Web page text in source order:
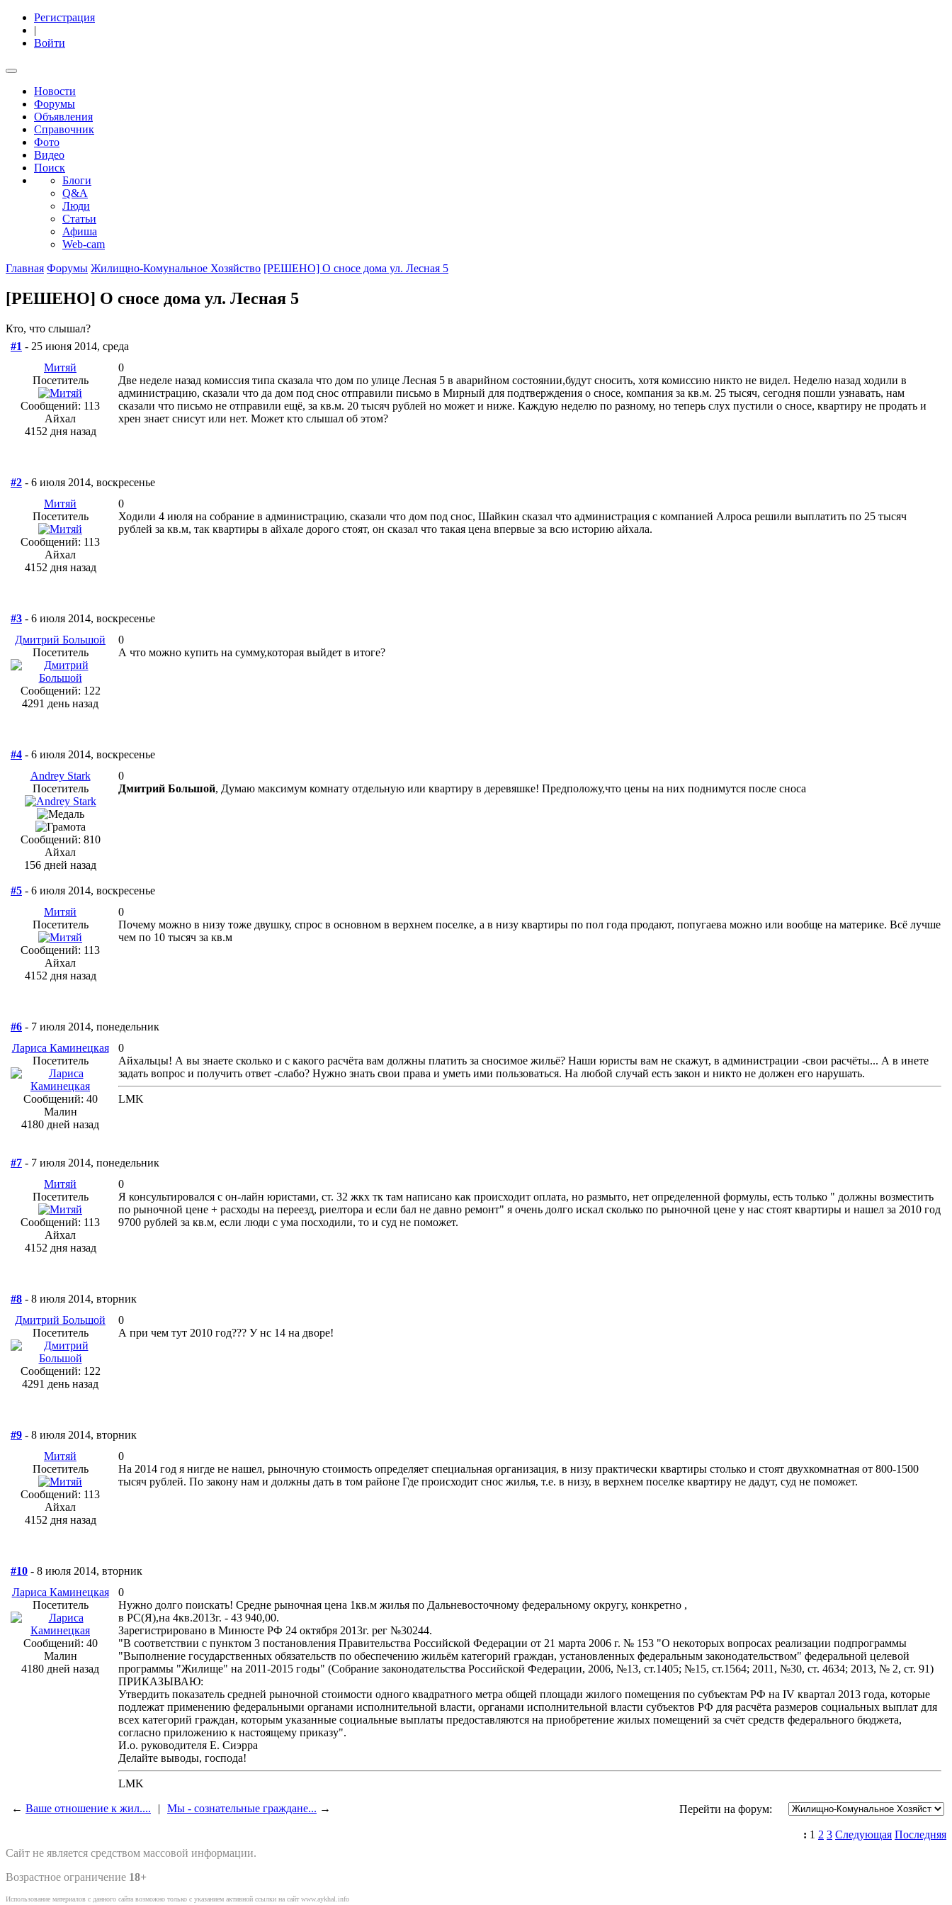
Регистрация
|
Войти
Новости
Форумы
Объявления
Справочник
Фото
Видео
Поиск
Блоги
Q&A
Люди
Статьи
Афиша
Web-cam
Главная Форумы Жилищно-Комунальное Хозяйство [РЕШЕНО] О сносе дома ул. Лесная 5
[РЕШЕНО] О сносе дома ул. Лесная 5
Кто, что слышал?
#1 - 25 июня 2014, среда
Митяй
Посетитель
Сообщений: 113
Айхал
4152 дня назад
0
Две неделе назад комиссия типа сказала что дом по улице Лесная 5 в аварийном состоянии,будут сносить, хотя комиссию никто не видел. Неделю назад ходили в
администрацию, сказали что да дом под снос отправили письмо в Мирный для подтверждения о сносе, компания за кв.м. 25 тысяч, сегодня пошли узнавать, нам
сказали что письмо не отправили ещё, за кв.м. 20 тысяч рублей но может и ниже. Каждую неделю по разному, но теперь слух пустили о сносе, квартиру не продать и
хрен знает снисут или нет. Может кто слышал об этом?
#2 - 6 июля 2014, воскресенье
Митяй
Посетитель
Сообщений: 113
Айхал
4152 дня назад
0
Ходили 4 июля на собрание в администрацию, сказали что дом под снос, Шайкин сказал что администрация с компанией Алроса решили выплатить по 25 тысяч
рублей за кв.м, так квартиры в айхале дорого стоят, он сказал что такая цена впервые за всю историю айхала.
#3 - 6 июля 2014, воскресенье
Дмитрий Большой
Посетитель
Сообщений: 122
4291 день назад
0
А что можно купить на сумму,которая выйдет в итоге?
#4 - 6 июля 2014, воскресенье
Andrey Stark
Посетитель
Сообщений: 810
Айхал
156 дней назад
0
Дмитрий Большой, Думаю максимум комнату отдельную или квартиру в деревяшке! Предположу,что цены на них поднимутся после сноса
#5 - 6 июля 2014, воскресенье
Митяй
Посетитель
Сообщений: 113
Айхал
4152 дня назад
0
Почему можно в низу тоже двушку, спрос в основном в верхнем поселке, а в низу квартиры по пол года продают, попугаева можно или вообще на материке. Всё лучше
чем по 10 тысяч за кв.м
#6 - 7 июля 2014, понедельник
Лариса Каминецкая
Посетитель
Сообщений: 40
Малин
4180 дней назад
0
Айхальцы! А вы знаете сколько и с какого расчёта вам должны платить за сносимое жильё? Наши юристы вам не скажут, в администрации -свои расчёты... А в инете
задать вопрос и получить ответ -слабо? Нужно знать свои права и уметь ими пользоваться. На любой случай есть закон и никто не должен его нарушать.
LMK
#7 - 7 июля 2014, понедельник
Митяй
Посетитель
Сообщений: 113
Айхал
4152 дня назад
0
Я консультировался с он-лайн юристами, ст. 32 жкх тк там написано как происходит оплата, но размыто, нет определенной формулы, есть только " должны возместить
по рыночной цене + расходы на переезд, риелтора и если бал не давно ремонт" я очень долго искал сколько по рыночной цене у нас стоят квартиры и нашел за 2010 год
9700 рублей за кв.м, если люди с ума посходили, то и суд не поможет.
#8 - 8 июля 2014, вторник
Дмитрий Большой
Посетитель
Сообщений: 122
4291 день назад
0
А при чем тут 2010 год??? У нс 14 на дворе!
#9 - 8 июля 2014, вторник
Митяй
Посетитель
Сообщений: 113
Айхал
4152 дня назад
0
На 2014 год я нигде не нашел, рыночную стоимость определяет специальная организация, в низу практически квартиры столько и стоят двухкомнатная от 800-1500
тысяч рублей. По закону нам и должны дать в том районе Где происходит снос жилья, т.е. в низу, в верхнем поселке квартиру не дадут, суд не поможет.
#10 - 8 июля 2014, вторник
Лариса Каминецкая
Посетитель
Сообщений: 40
Малин
4180 дней назад
0
Нужно долго поискать! Средне рыночная цена 1кв.м жилья по Дальневосточному федеральному округу, конкретно ,
в РС(Я),на 4кв.2013г. - 43 940,00.
Зарегистрировано в Минюсте РФ 24 октября 2013г. рег №30244.
"В соответствии с пунктом 3 постановления Правительства Российской Федерации от 21 марта 2006 г. № 153 "О некоторых вопросах реализации подпрограммы
"Выполнение государственных обязательств по обеспечению жильём категорий граждан, установленных федеральным законодательством" федеральной целевой
программы "Жилище" на 2011-2015 годы" (Собрание законодательства Российской Федерации, 2006, №13, ст.1405; №15, ст.1564; 2011, №30, ст. 4634; 2013, № 2, ст. 91)
ПРИКАЗЫВАЮ:
Утвердить показатель средней рыночной стоимости одного квадратного метра общей площади жилого помещения по субъектам РФ на IV квартал 2013 года, которые
подлежат применению федеральными органами исполнительной власти, органами исполнительной власти субъектов РФ для расчёта размеров социальных выплат для
всех категорий граждан, которым указанные социальные выплаты предоставляются на приобретение жилых помещений за счёт средств федерального бюджета,
согласно приложению к настоящему приказу".
И.о. руководителя Е. Сиэрра
Делайте выводы, господа!
LMK
← Ваше отношение к жил.... | Мы - сознательные граждане... → Перейти на форум:
: 1 2 3 Следующая Последняя
Сайт не является средством массовой информации.
Возрастное ограничение 18+
Использование материалов с данного сайта возможно только с указанием активной ссылки на сайт www.aykhal.info